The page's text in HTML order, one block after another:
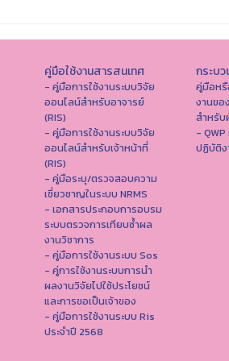
คู่มือใช้งานสารสนเทศ
- คู่มือการใช้งานระบบวิจัย
ออนไลน์สำหรับอาจารย์
(RIS)
- คู่มือการใช้งานระบบวิจัย
ออนไลน์สำหรับเจ้าหน้าที่
(RIS)
- คู่มือระบุ/ตรวจสอบความ
เชี่ยวชาญในระบบ NRMS
- เอกสารประกอบการอบรม
ระบบตรวจการเทียบซ้ำผล
งานวิชาการ
- คู่มือการใช้งานระบบ Sos
- คู่การใช้งานระบบการนำ
ผลงานวิจัยไปใช้ประโยชน์
และการขอเป็นเจ้าของ
- คู่มือการใช้งานระบบ Ris
ประจำปี 2568
กระบ
คู่มือห
งานขอ
สำหรั
-
ปฏิบัติง